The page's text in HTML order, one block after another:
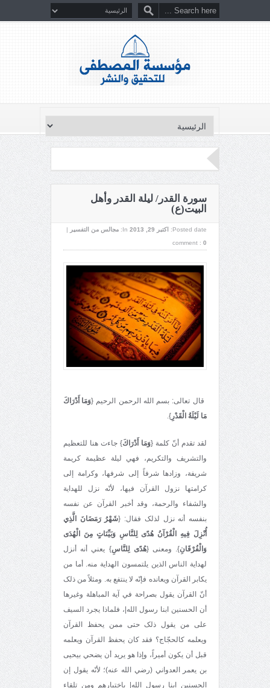
سورة القدر/ ليلة القدر وأهل
البيت(ع)
Posted date: اکتبر 29, 2013 In: مجالس من التفسير
|
comment : 0
قال تعالی: بسم الله الرحمن الرحيم {وَمَا أَدْرَاكَ
مَا لَيْلَةُ الْقَدْرِ }.
لقد تقدم أنّ کلمة {وَمَا أَدْرَاكَ} جاءت هنا للتعظيم
والتشريف والتکريم، فهي ليلة عظيمة کريمة
شريفة، وزادها شرفاً إلى شرفها، وکرامة إلى
کرامتها نزول القرآن فيها، لأنّه نزل للهداية
والشفاء والرحمة، وقد أخبر القرآن عن نفسه
بنفسه أنه نزل لذلک فقال: {شَهْرُ رَمَضَانَ الَّذِي
أُنْزِلَ فِيهِ الْقُرْآنُ هُدًى لِلنَّاسِ وَبَيِّنَاتٍ مِنَ الْهُدَى
وَالْفُرْقَانِ}. ومعنى {هُدًى لِلنَّاسِ} يعني أنه أنزل
لهداية الناس الذين يلتمسون الهداية منه. أما من
يکابر القرآن ويعانده فإنّه لا ينتفع به. ومثلاً من ذلک
أنّ القرآن يقول بصراحة في آية المباهلة وغيرها
أن الحسنين ابنا رسول الله|، فلماذا يجرد السيف
على من يقول ذلک حتى ممن يحفظ القرآن
ويعلمه کالحجّاج؟ فقد کان يحفظ القرآن ويعلمه
قبل أن يکون أميراً، وإذا هو يريد أن يضحي بيحيى
بن يعمر العدواني (رضي الله عنه)؛ لأنّه يقول إن
الحسنين ابنا رسول الله| باختيارهم ومن تلقاء